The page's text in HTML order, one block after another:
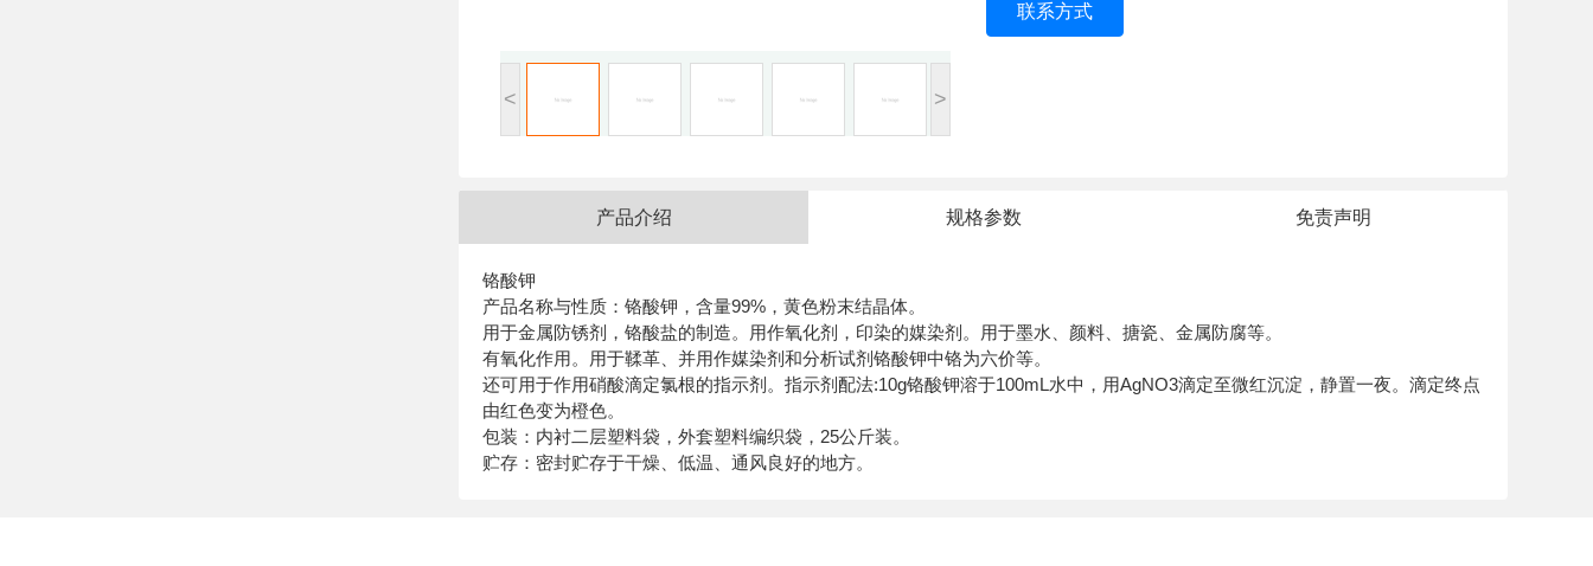
< >
联系方式
产品介绍 规格参数 免责声明
铬酸钾
产品名称与性质：铬酸钾，含量99%，黄色粉末结晶体。
用于金属防锈剂，铬酸盐的制造。用作氧化剂，印染的媒染剂。用于墨水、颜料、搪瓷、金属防腐等。
有氧化作用。用于鞣革、并用作媒染剂和分析试剂铬酸钾中铬为六价等。
还可用于作用硝酸滴定氯根的指示剂。指示剂配法:10g铬酸钾溶于100mL水中，用AgNO3滴定至微红沉淀，静置一夜。滴定终点
由红色变为橙色。
包装：内衬二层塑料袋，外套塑料编织袋，25公斤装。
贮存： 密封贮存于干燥、低温、通风良好的地方。